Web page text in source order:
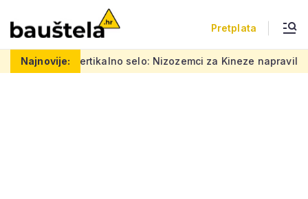
Pretplata
Najnovije:
Šareno vertikalno selo: Nizozemci za Kineze napravili